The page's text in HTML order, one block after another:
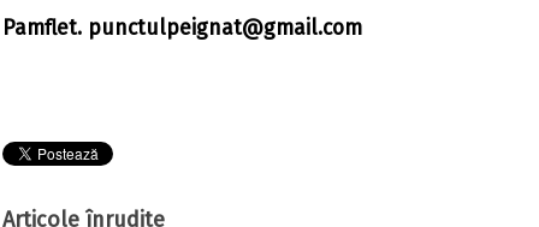
Pamflet. punctulpeignat@gmail.com
Articole înrudite